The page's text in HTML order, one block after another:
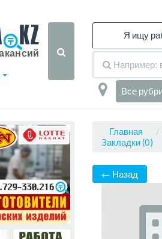
Я ищу
Все
Главная
Закладки (0)
← Назад